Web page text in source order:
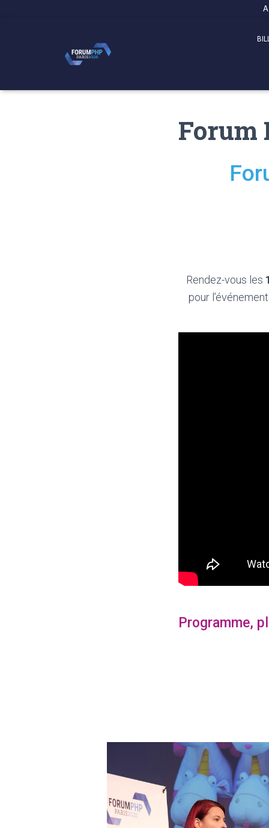
Forum
Rendez-vous les
pour
Programme,